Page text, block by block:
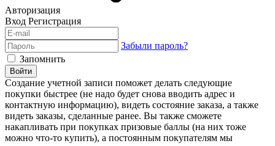
Авторизация
Вход Регистрация
Забыли пароль?
Запомнить
Войти
Создание учетной записи поможет делать следующие
покупки быстрее (не надо будет снова вводить адрес и
контактную информацию), видеть состояние заказа, а также
видеть заказы, сделанные ранее. Вы также сможете
накапливать при покупках призовые баллы (на них тоже
можно что-то купить), а постоянным покупателям мы